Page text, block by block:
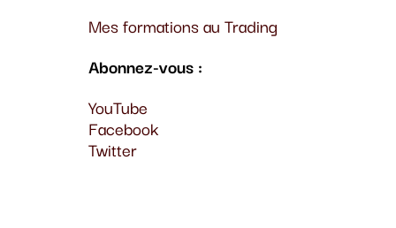
Mes formations au Trading
Abonnez-vous :
YouTube
Facebook
Twitter